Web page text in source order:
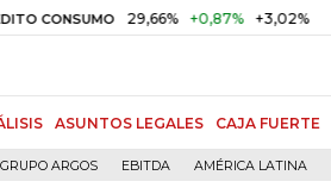
29,66% +0,87% +3,02% DTF
ASUNTOS LEGALES CAJA FUERTE
GRUPO ARGOS EBITDA AMÉRICA LATINA